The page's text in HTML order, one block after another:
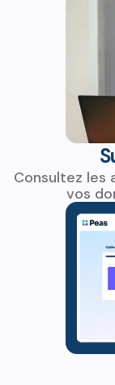
Consultez les
vos